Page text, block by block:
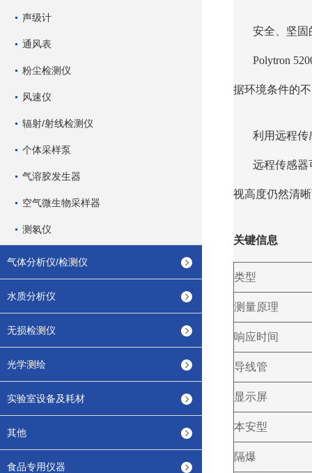
声级计
通风表
粉尘检测仪
风速仪
辐射/射线检测仪
个体采样泵
气溶胶发生器
空气微生物采样器
测氡仪
气体分析仪/检测仪
水质分析仪
无损检测仪
光学测绘
实验室设备及耗材
其他
食品专用仪器
安全、坚固
Polytron
据环境条件的
利用远程传
远程传感器
视高度仍然清
关键信息
类型
测量原理
响应时间
导线管
显示屏
本安型
隔爆